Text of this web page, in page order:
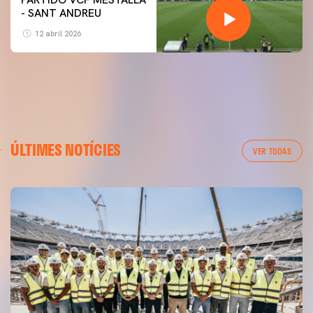
- SANT ANDREU
12 abril 2026
ÚLTIMES NOTÍCIES VER TODAS